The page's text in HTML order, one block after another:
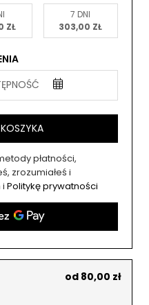
ZŁ
7 DNI
303,00 ZŁ
płatności,
zrozumiałeś i
i Politykę prywatności
od 80,00 zł